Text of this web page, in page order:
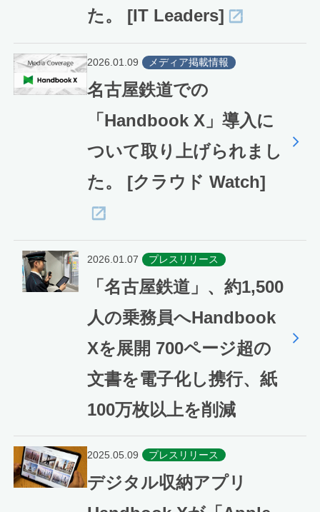
た。 [IT Leaders]
2026.01.09 メディア掲載情報
名古屋鉄道での
「Handbook X」導入に
ついて取り上げられまし
た。 [クラウド Watch]
2026.01.07 プレスリリース
「名古屋鉄道」、約1,500
人の乗務員へHandbook
Xを展開 700ページ超の
文書を電子化し携行、紙
100万枚以上を削減
2025.05.09 プレスリリース
デジタル収納アプリ